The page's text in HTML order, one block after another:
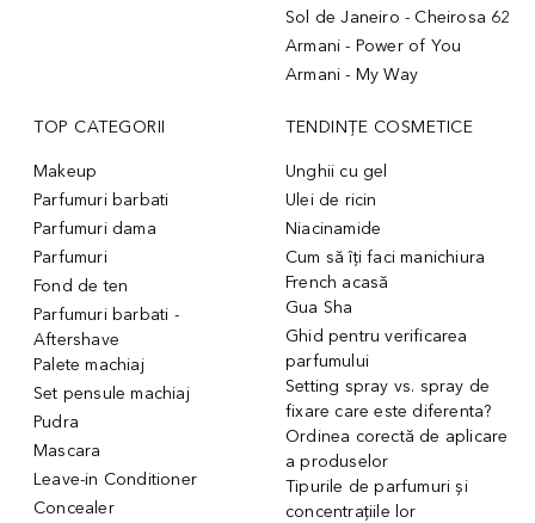
Sol de Janeiro - Cheirosa 62
Armani - Power of You
Armani - My Way
TOP CATEGORII
Makeup
Parfumuri barbati
Parfumuri dama
Parfumuri
Fond de ten
Parfumuri barbati -
Aftershave
Palete machiaj
Set pensule machiaj
Pudra
Mascara
Leave-in Conditioner
Concealer
TENDINȚE COSMETICE
Unghii cu gel
Ulei de ricin
Niacinamide
Cum să îți faci manichiura
French acasă
Gua Sha
Ghid pentru verificarea
parfumului
Setting spray vs. spray de
fixare care este diferenta?
Ordinea corectă de aplicare
a produselor
Tipurile de parfumuri și
concentrațiile lor